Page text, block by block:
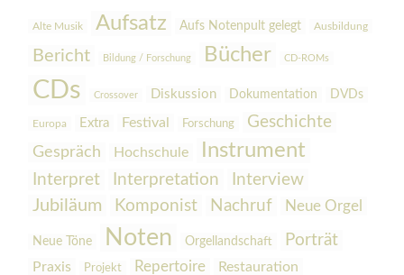
Alte Musik Aufsatz Aufs Notenpult gelegt Ausbildung
Bericht Bildung / Forschung Bücher CD-ROMs
CDs Crossover Diskussion Dokumentation DVDs
Europa Extra Festival Forschung Geschichte
Gespräch Hochschule Instrument
Interpret Interpretation
Interview
Jubiläum
Komponist Nachruf Neue Orgel
Neue Töne Noten Orgellandschaft Porträt
Praxis Projekt Repertoire Restauration